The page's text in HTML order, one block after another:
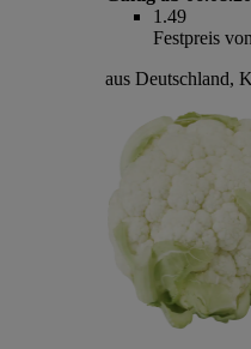
1.49
Festpreis
aus Deutschland,